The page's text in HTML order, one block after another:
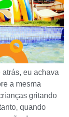
eu achava
a mesma
gritando
quando